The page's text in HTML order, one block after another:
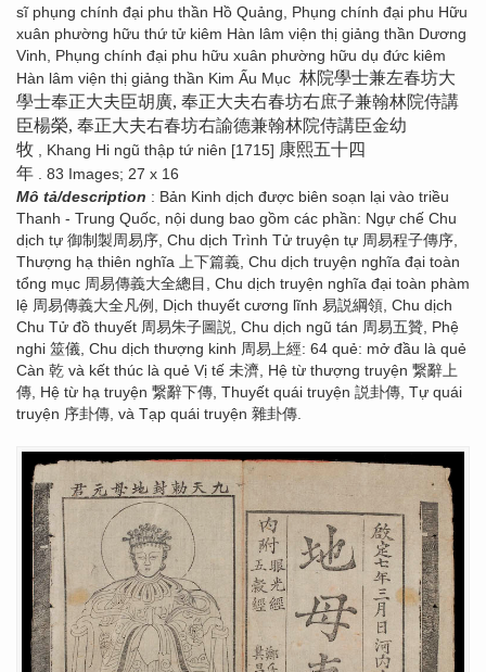
sĩ phụng chính đại phu thần Hồ Quảng, Phụng chính đại phu Hữu
xuân phường hữu thứ tử kiêm Hàn lâm viện thị giảng thần Dương
Vinh, Phụng chính đại phu hữu xuân phường hữu dụ đức kiêm
Hàn lâm viện thị giảng thần Kim Ấu Mục 林院學士兼左春坊大
學士奉正大夫臣胡廣, 奉正大夫右春坊右庶子兼翰林院侍講
臣楊榮, 奉正大夫右春坊右諭德兼翰林院侍講臣金幼
牧 , Khang Hi ngũ thập tứ niên [1715] 康熙五十四
年 . 83 Images; 27 x 16
Mô tả/description : Bản Kinh dịch được biên soạn lại vào triều
Thanh - Trung Quốc, nội dung bao gồm các phần: Ngự chế Chu
dịch tự 御制製周易序, Chu dịch Trình Tử truyện tự 周易程子傳序,
Thượng hạ thiên nghĩa 上下篇義, Chu dịch truyện nghĩa đại toàn
tổng mục 周易傳義大全總目, Chu dịch truyện nghĩa đại toàn phàm
lệ 周易傳義大全凡例, Dịch thuyết cương lĩnh 易説綱領, Chu dịch
Chu Tử đồ thuyết 周易朱子圖説, Chu dịch ngũ tán 周易五贊, Phệ
nghi 筮儀, Chu dịch thượng kinh 周易上經: 64 quẻ: mở đầu là quẻ
Càn 乾 và kết thúc là quẻ Vị tế 未濟, Hệ từ thượng truyện 繋辭上
傳, Hệ từ hạ truyện 繋辭下傳, Thuyết quái truyện 説卦傳, Tự quái
truyện 序卦傳, và Tạp quái truyện 雜卦傳.